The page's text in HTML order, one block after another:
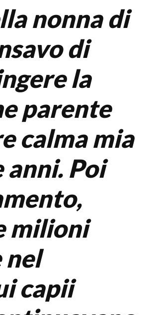
nonna di
di
la
parente
calma mia
Poi
milioni
nel
capii